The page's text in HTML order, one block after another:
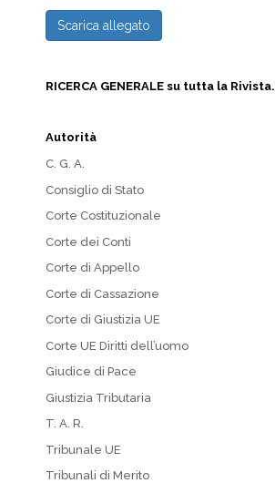
Scarica allegato
RICERCA GENERALE su tutta la Rivista.
Autorità
C. G. A.
Consiglio di Stato
Corte Costituzionale
Corte dei Conti
Corte di Appello
Corte di Cassazione
Corte di Giustizia UE
Corte UE Diritti dell’uomo
Giudice di Pace
Giustizia Tributaria
T. A. R.
Tribunale UE
Tribunali di Merito